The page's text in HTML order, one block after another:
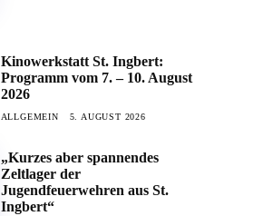
Kinowerkstatt St. Ingbert:
Programm vom 7. – 10. August
2026
ALLGEMEIN 5. AUGUST 2026
„Kurzes aber spannendes
Zeltlager der
Jugendfeuerwehren aus St.
Ingbert“